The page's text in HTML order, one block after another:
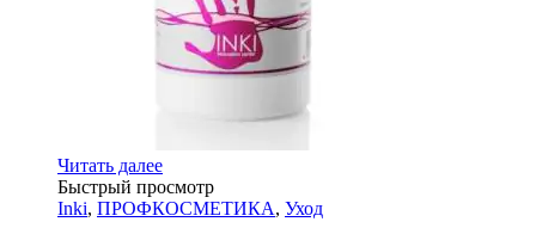
Читать далее
Быстрый просмотр
Inki, ПРОФКОСМЕТИКА, Уход